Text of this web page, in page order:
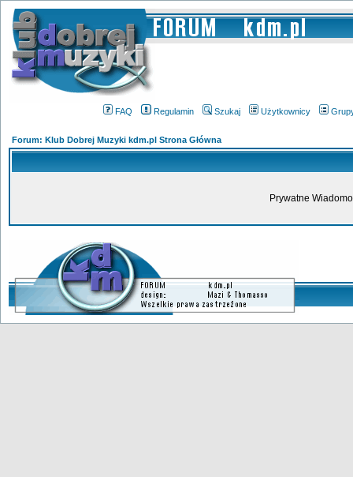
FAQ Regulamin Szukaj Użytkownicy
Forum: Klub Dobrej Muzyki kdm.pl Strona Główna
Prywatne